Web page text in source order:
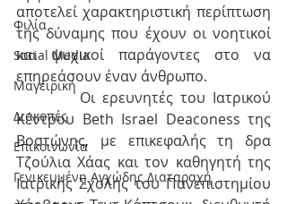
Φιλία
Social Media
Μαγειρική
Διακοπές
Επικοινωνία
Γενικευμένη Αγχώδης Διαταραχή
αποτελεί χαρακτηριστική περίπτωση
της δύναμης που έχουν οι νοητικοί
και ψυχικοί παράγοντες στο να
επηρεάσουν έναν άνθρωπο.
         Οι ερευνητές του Ιατρικού
Κέντρου Beth Israel Deaconess της
Βοστώνης, με επικεφαλής τη δρα
Τζούλια Χάας και τον καθηγητή της
Ιατρικής Σχολής του Πανεπιστημίου